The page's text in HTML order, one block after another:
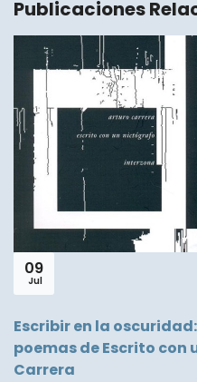
Publicaciones
09
Jul
Escribir en la
poemas de Escrito
Carrera